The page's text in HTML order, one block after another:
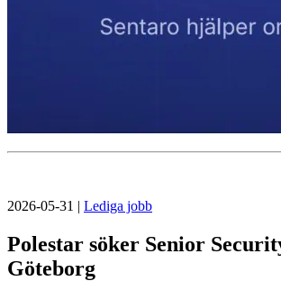
2026-05-31 | Lediga jobb
Polestar söker Senior
Göteborg